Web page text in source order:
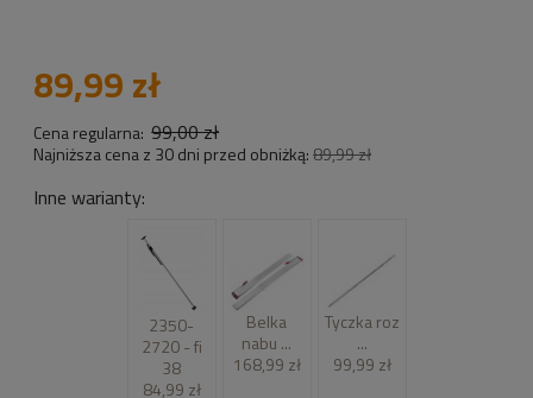
89,99 zł
Cena regularna: 99,00 zł
Najniższa cena z 30 dni przed obniżką:89,99 zł
Inne warianty:
2350-
2720 - fi
38
84,99 zł
Belka
nabu ...
168,99 zł
Tyczka roz
...
99,99 zł